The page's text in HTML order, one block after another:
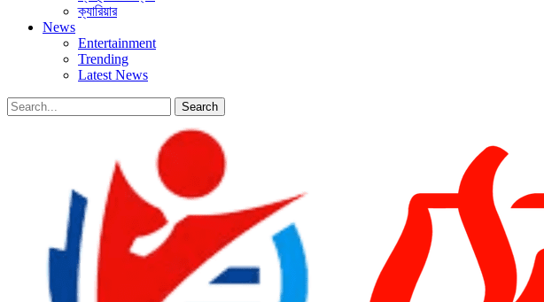
ক্যারিয়ার
News
Entertainment
Trending
Latest News